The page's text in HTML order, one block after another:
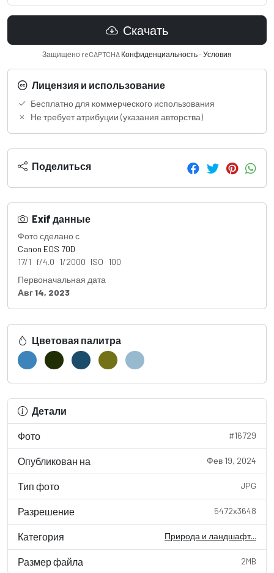
Скачать
Защищено reCAPTCHA Конфиденциальность-Условия
Лицензия и использование
Бесплатно для коммерческого использования
Не требует атрибуции (указания авторства)
Поделиться
Exif данные
Фото сделано с
Canon EOS 70D
17/1 f/4.0 1/2000 ISO 100
Первоначальная дата
Авг 14, 2023
Цветовая палитра
Детали
Фото #16729
Опубликован на Фев 19, 2024
Тип фото JPG
Разрешение 5472x3648
Категория Природа и ландшафт...
Размер файла 2MB